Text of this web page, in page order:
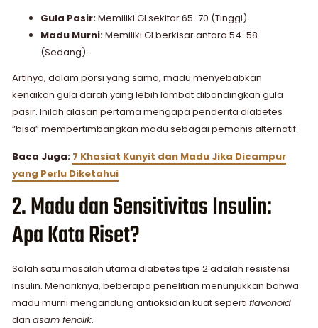
Gula Pasir:Memiliki GI sekitar 65-70 (Tinggi).
Madu Murni:Memiliki GI berkisar antara 54-58
(Sedang).
Artinya, dalam porsi yang sama, madu menyebabkan
kenaikan gula darah yang lebih lambat dibandingkan gula
pasir. Inilah alasan pertama mengapa penderita diabetes
“bisa” mempertimbangkan madu sebagai pemanis alternatif.
Baca Juga: 7 Khasiat Kunyit dan Madu Jika Dicampur
yang Perlu Diketahui
2. Madu dan Sensitivitas Insulin:
Apa Kata Riset?
Salah satu masalah utama diabetes tipe 2 adalah resistensi
insulin. Menariknya, beberapa penelitian menunjukkan bahwa
madu murni mengandung antioksidan kuat seperti flavonoid
dan asam fenolik.